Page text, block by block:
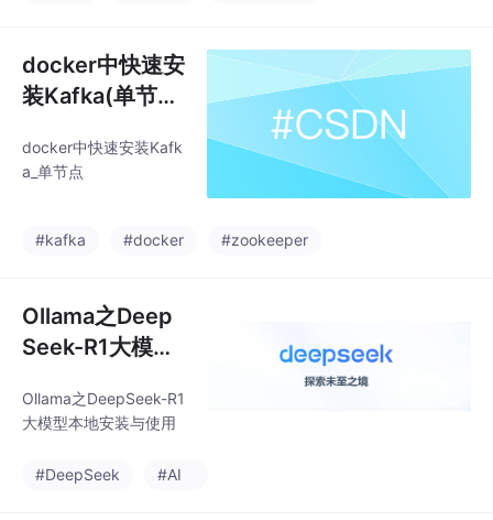
docker中快速安
装Kafka(单节
docker中快速安装Kafk
a_单节点
#kafka #docker #zookeeper
Ollama之Deep
Seek-R1大模型
Ollama之DeepSeek-R1
大模型本地安装与使用
#DeepSeek #AI